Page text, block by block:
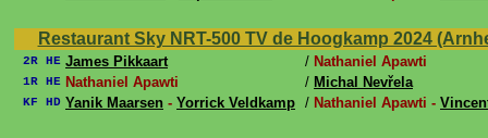
Restaurant Sky NRT-500 TV de Hoogkamp 2024
2R HE James Pikkaart / Nathaniel Apawti
1R HE Nathaniel Apawti / Michal Nevřela
KF HD Yanik Maarsen - Yorrick Veldkamp / Nathaniel Apawti -